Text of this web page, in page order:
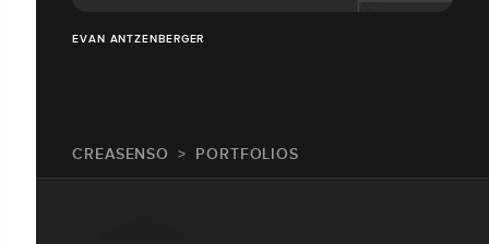
EVAN ANTZENBERGER
CREASENSO PORTFOLIOS